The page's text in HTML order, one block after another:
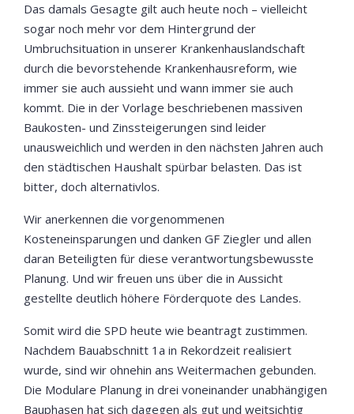
Das damals Gesagte gilt auch heute noch – vielleicht
sogar noch mehr vor dem Hintergrund der
Umbruchsituation in unserer Krankenhauslandschaft
durch die bevorstehende Krankenhausreform, wie
immer sie auch aussieht und wann immer sie auch
kommt. Die in der Vorlage beschriebenen massiven
Baukosten- und Zinssteigerungen sind leider
unausweichlich und werden in den nächsten Jahren auch
den städtischen Haushalt spürbar belasten. Das ist
bitter, doch alternativlos.
Wir anerkennen die vorgenommenen
Kosteneinsparungen und danken GF Ziegler und allen
daran Beteiligten für diese verantwortungsbewusste
Planung. Und wir freuen uns über die in Aussicht
gestellte deutlich höhere Förderquote des Landes.
Somit wird die SPD heute wie beantragt zustimmen.
Nachdem Bauabschnitt 1a in Rekordzeit realisiert
wurde, sind wir ohnehin ans Weitermachen gebunden.
Die Modulare Planung in drei voneinander unabhängigen
Bauphasen hat sich dagegen als gut und weitsichtig